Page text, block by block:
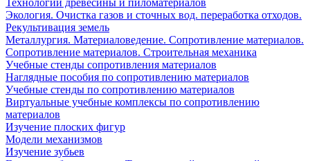
Технологии древесины и пиломатериалов
Экология. Очистка газов и сточных вод. переработка отходов.
Рекультивация земель
Металлургия. Материаловедение. Сопротивление материалов.
Сопротивление материалов. Строительная механика
Учебные стенды сопротивления материалов
Наглядные пособия по сопротивлению материалов
Учебные стенды по сопротивлению материалов
Виртуальные учебные комплексы по сопротивлению
материалов
Изучение плоских фигур
Модели механизмов
Изучение зубьев